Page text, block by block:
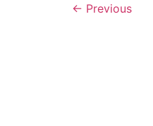
← Previous